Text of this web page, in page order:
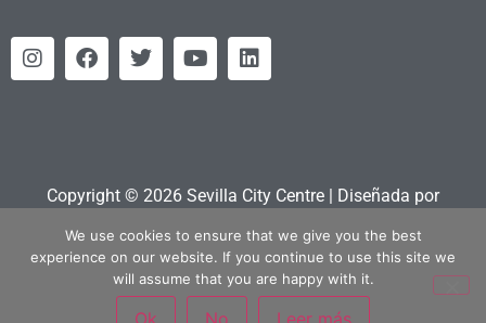
Copyright © 2026 Sevilla City Centre | Diseñada por
We use cookies to ensure that we give you the best
experience on our website. If you continue to use this site we
will assume that you are happy with it.
Ok No Leer más